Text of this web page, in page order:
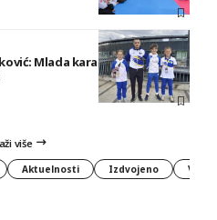
Mlada karatistkinja KBS
više
Aktuelnosti Izdvojeno